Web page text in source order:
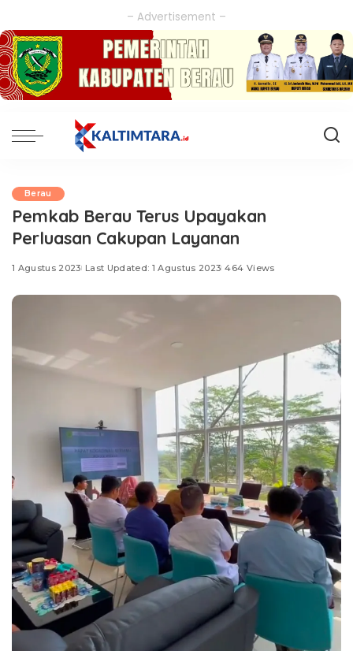
– Advertisement –
Berau
Pemkab Berau Terus Upayakan
Perluasan Cakupan Layanan
1 Agustus 2023 Last Updated: 1 Agustus 2023 464 Views